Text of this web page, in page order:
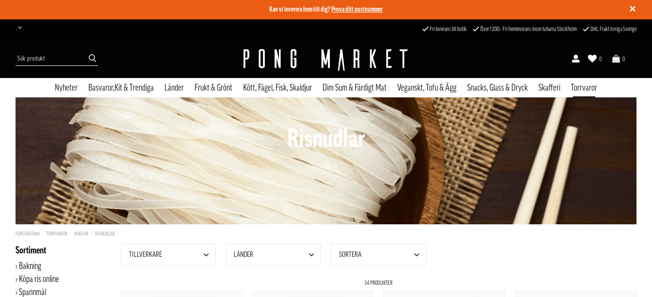
✕
Kan vi leverera hem till dig? Prova ditt postnummer
- Fri leverans till butik Över 1200:- Fri hemleverans inom tullarna Stockholm DHL Frakt övriga Sverige
0
0
Nyheter Basvaror,Kit & Trendiga Länder Frukt & Grönt Kött, Fågel, Fisk, Skaldjur Dim Sum & Färdigt Mat Veganskt, Tofu & Ägg Snacks, Glass & Dryck Skafferi Torrvaror
Risnudlar
FÖRSTASIDAN TORRVAROR NUDLAR RISNUDLAR
Sortiment
Bakning
Köpa ris online
Spannmål
TILLVERKARE LÄNDER SORTERA
34 PRODUKTER